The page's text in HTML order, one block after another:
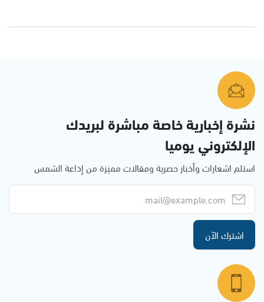
نشرة إخبارية خاصة مباشرة لبريدك
الإلكتروني يوميا
استلم اشعارات وأخبار حصرية ومقالات مميزة من إذاعة الشمس
اشترك الآن